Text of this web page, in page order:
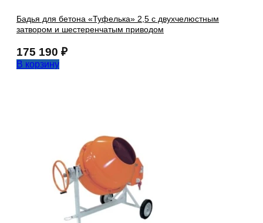
Бадья для бетона «Туфелька» 2,5 с двухчелюстным
затвором и шестеренчатым приводом
175 190 ₽
В корзину